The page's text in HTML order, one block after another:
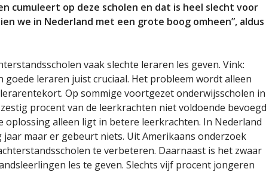
cumuleert op deze scholen en dat is heel slecht voor
we in Nederland met een grote boog omheen”, aldus
vaak slechte leraren les geven. Vink:
leraren juist cruciaal. Het probleem wordt alleen
Op sommige voortgezet onderwijsscholen in
procent van de leerkrachten niet voldoende bevoegd
oplossing alleen ligt in betere leerkrachten. In Nederland
jaar maar er gebeurt niets. Uit Amerikaans onderzoek
te verbeteren. Daarnaast is het zwaar
les te geven. Slechts vijf procent jongeren